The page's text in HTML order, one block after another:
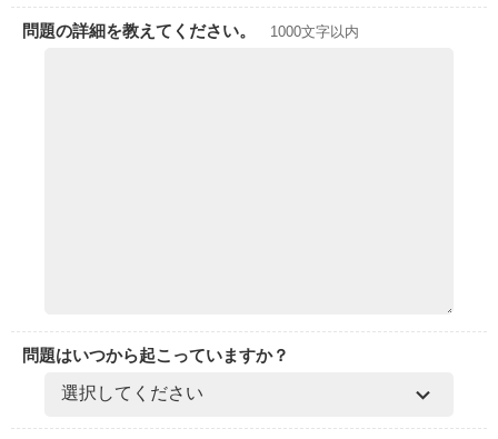
問題の詳細を教えてください。 1000文字以内
問題はいつから起こっていますか？